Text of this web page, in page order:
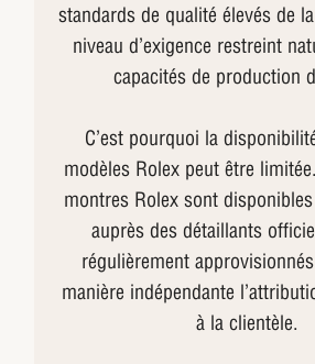
standards de qualité élevés de
niveau d’exigence restreint
capacités de production
C’est pourquoi la
modèles Rolex peut être
montres Rolex sont
auprès des détaillants
régulièrement
manière indépendante
à la clientèle.